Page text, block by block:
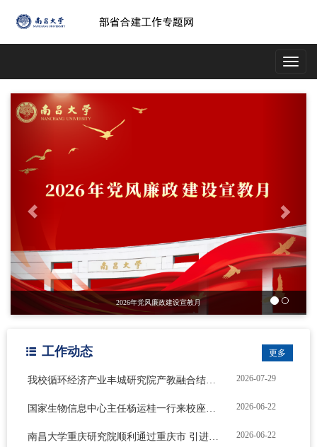
Toggle
2026年党风廉政建设宣教月
Previous
工作动态 更多
2026-07-29
我校循环经济产业丰城研究院产教融合结硕果 ——首位联合培养研究生顺利毕业并留院...
2026-06-22
国家生物信息中心主任杨运桂一行来校座谈交流
2026-06-22
南昌大学重庆研究院顺利通过重庆市 引进建设类研发机构专项验收